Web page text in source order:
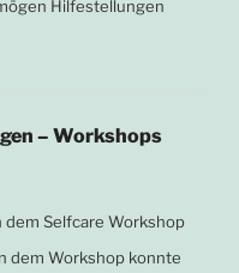
Hilfestellungen
– Workshops
dem Selfcare Workshop
dem Workshop konnte